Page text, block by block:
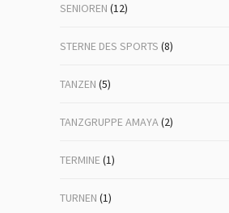
SENIOREN (12)
STERNE DES SPORTS (8)
TANZEN (5)
TANZGRUPPE AMAYA(2)
TERMINE(1)
TURNEN (1)